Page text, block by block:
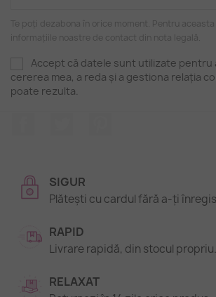
Te poți dezabona în orice moment. Pentru
informațiile noastre de contact din nota legală.
Accept că datele sunt utilizate pentru
cererea mea, a reda și a gestiona relația
poate rezulta.
SIGUR
Plătești cu cardul fără a-ți
RAPID
Livrare rapidă, din stocul propriu.
RELAXAT